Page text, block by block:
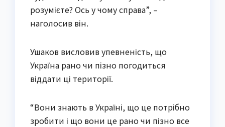
розумієте? Ось у чому справа”, –
наголосив він.
Ушаков висловив упевненість, що
Україна рано чи пізно погодиться
віддати ці території.
“Вони знають в Україні, що це потрібно
зробити і що вони це рано чи пізно все